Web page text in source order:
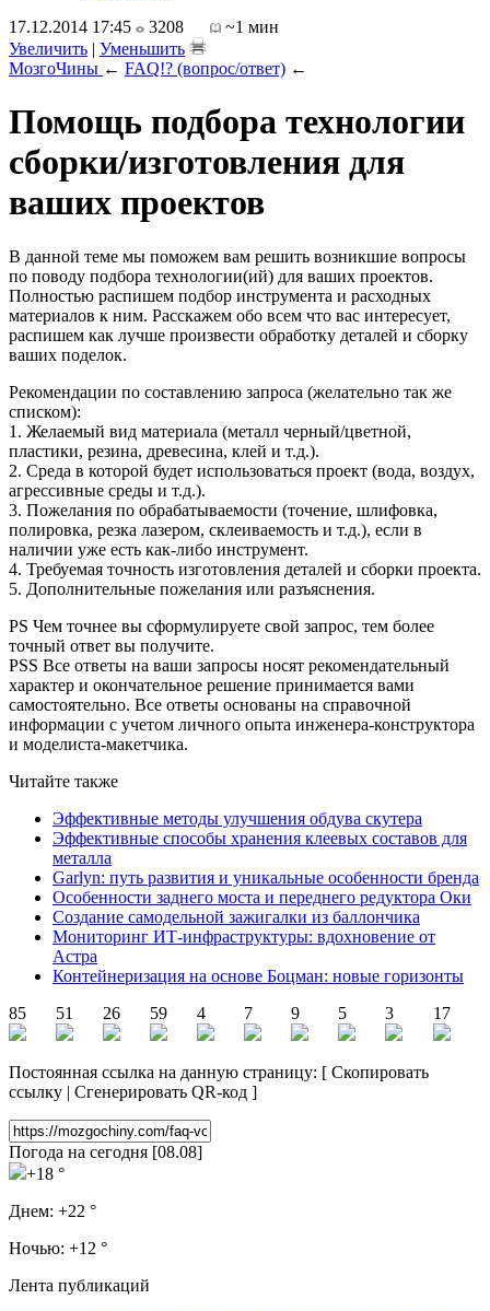
17.12.2014 17:45
3208
~1 мин
Увеличить | Уменьшить
МозгоЧины ← FAQ!? (вопрос/ответ) ←
Помощь подбора технологии
сборки/изготовления для
ваших проектов
В данной теме мы поможем вам решить возникшие вопросы
по поводу подбора технологии(ий) для ваших проектов.
Полностью распишем подбор инструмента и расходных
материалов к ним. Расскажем обо всем что вас интересует,
распишем как лучше произвести обработку деталей и сборку
ваших поделок.
Рекомендации по составлению запроса (желательно так же
списком):
1. Желаемый вид материала (металл черный/цветной,
пластики, резина, древесина, клей и т.д.).
2. Среда в которой будет использоваться проект (вода, воздух,
агрессивные среды и т.д.).
3. Пожелания по обрабатываемости (точение, шлифовка,
полировка, резка лазером, склеиваемость и т.д.), если в
наличии уже есть как-либо инструмент.
4. Требуемая точность изготовления деталей и сборки проекта.
5. Дополнительные пожелания или разъяснения.
PS Чем точнее вы сформулируете свой запрос, тем более
точный ответ вы получите.
PSS Все ответы на ваши запросы носят рекомендательный
характер и окончательное решение принимается вами
самостоятельно. Все ответы основаны на справочной
информации с учетом личного опыта инженера-конструктора
и моделиста-макетчика.
Читайте также
Эффективные методы улучшения обдува скутера
Эффективные способы хранения клеевых составов для
металла
Garlyn: путь развития и уникальные особенности бренда
Особенности заднего моста и переднего редуктора Оки
Создание самодельной зажигалки из баллончика
Мониторинг ИТ-инфраструктуры: вдохновение от
Астра
Контейнеризация на основе Боцман: новые горизонты
85
51 26 59 4 7 9 5 3 17
Постоянная ссылка на данную страницу: [ Скопировать
ссылку | Сгенерировать QR-код ]
Погода на сегодня [08.08]
+18 °
Днем: +22 °
Ночью: +12 °
Лента публикаций